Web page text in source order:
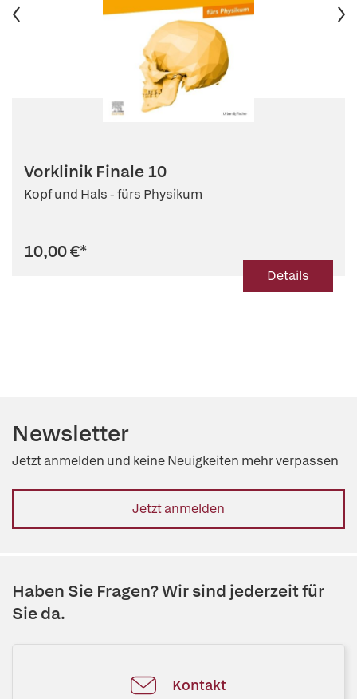
Vorklinik Finale 10
Kopf und Hals - fürs Physikum
10,00 €*
Details
Newsletter
Jetzt anmelden und keine Neuigkeiten mehr verpassen
Jetzt anmelden
Haben Sie Fragen? Wir sind jederzeit für
Sie da.
Kontakt